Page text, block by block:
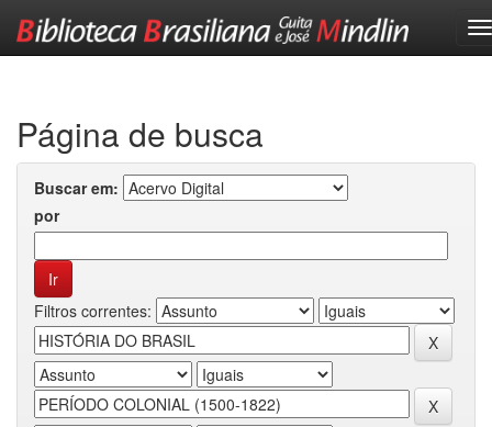
Página de busca
Buscar em:
por
Filtros correntes: